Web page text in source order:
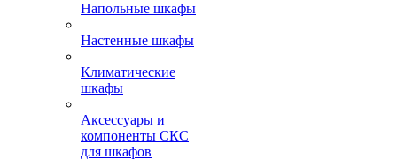
Напольные шкафы
Настенные шкафы
Климатические
шкафы
Аксессуары и
компоненты СКС
для шкафов